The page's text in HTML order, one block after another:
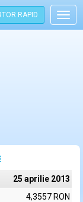
RAPID
25 aprilie 2013
4,3557 RON